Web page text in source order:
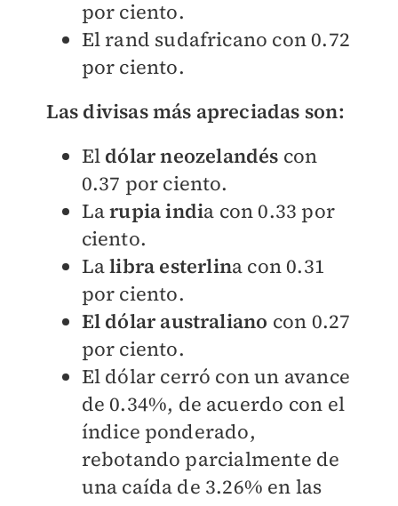
por ciento.
El rand sudafricano con 0.72
por ciento.
Las divisas más apreciadas son:
El dólar neozelandés con
0.37 por ciento.
Larupia india con 0.33 por
ciento.
Lalibra esterlina con 0.31
por ciento.
El dólar australiano con 0.27
por ciento.
El dólar cerró con un avance
de 0.34%, de acuerdo con el
índice ponderado,
rebotando parcialmente de
una caída de 3.26% en las